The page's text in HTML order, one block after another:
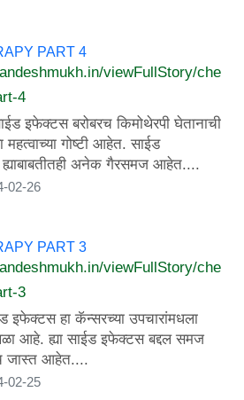
PART 4
viewFullStory/che
4
इफेक्टस बरोबरच किमोथेरपी घेतानाची
गोष्टी आहेत. साईड
अनेक गैरसमज आहेत....
02-26
PART 3
viewFullStory/che
3
इफेक्टस हा कॅन्सरच्या उपचारांमधला
आहे. ह्या साईड इफेक्टस बद्दल समज
जास्त आहेत....
02-25